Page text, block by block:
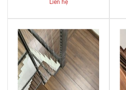
Liên hệ